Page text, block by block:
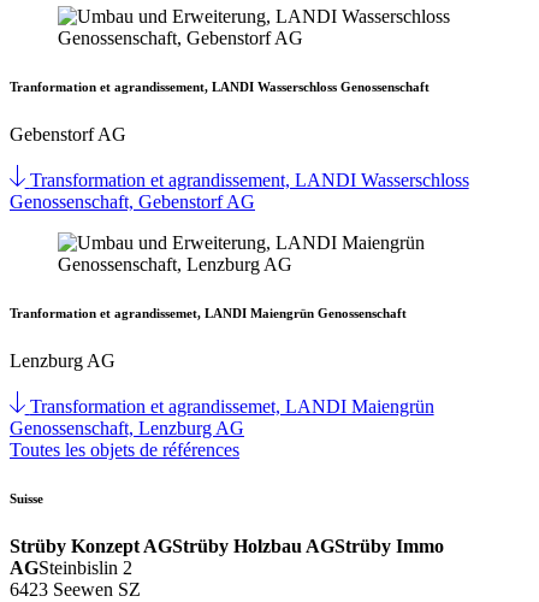
Tranformation et agrandissement, LANDI Wasserschloss Genossenschaft
Gebenstorf AG
Transformation et agrandissement, LANDI Wasserschloss
Genossenschaft, Gebenstorf AG
Tranformation et agrandissemet, LANDI Maiengrün Genossenschaft
Lenzburg AG
Transformation et agrandissemet, LANDI Maiengrün
Genossenschaft, Lenzburg AG
Toutes les objets de références
Suisse
Strüby Konzept AGStrüby Holzbau AGStrüby Immo
AGSteinbislin 2
6423 Seewen SZ